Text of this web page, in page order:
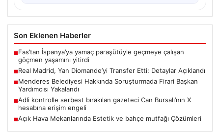
Son Eklenen Haberler
■Fas’tan İspanya’ya yamaç paraşütüyle geçmeye çalışan
göçmen yaşamını yitirdi
■Real Madrid, Yan Diomande’yi Transfer Etti: Detaylar Açıklandı
■Menderes Belediyesi Hakkında Soruşturmada Firari Başkan
Yardımcısı Yakalandı
■Adli kontrolle serbest bırakılan gazeteci Can Bursalı’nın X
hesabına erişim engeli
■Açık Hava Mekanlarında Estetik ve bahçe mutfağı Çözümleri